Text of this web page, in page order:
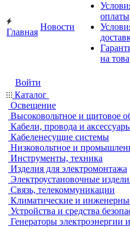
Главная
Новости
оплаты
на
Войти
Каталог
Освещение
Высоковольтное и щитовое
Кабели, провода и
Кабеленесущие системы
Низковольтное и
Инструменты, техника
Изделия для электромонтажа
Электроустановочные
Связь, телекоммуникации
Климатические и
Устройства и средства
Генераторы электроэнергии